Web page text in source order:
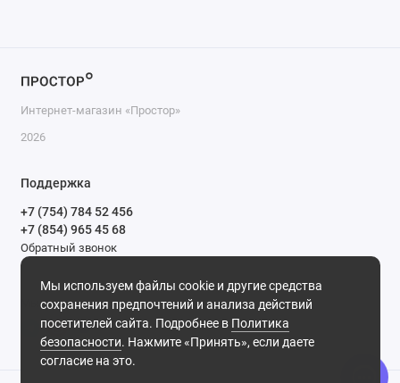
Мы используем файлы cookie и другие средства
сохранения предпочтений и анализа действий
посетителей сайта. Подробнее в Политика
безопасности. Нажмите «Принять», если даете
согласие на это.
Интернет-магазин «Простор»
2026
Поддержка
+7 (754) 784 52 456
+7 (854) 965 45 68
Обратный звонок
Мы в сети